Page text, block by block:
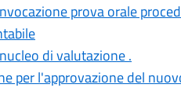
prova orale
di valutazione .
per l'approvazione del